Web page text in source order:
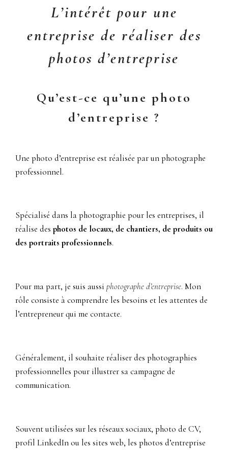
L’intérêt pour une
entreprise de réaliser des
photos d’entreprise
Qu’est-ce qu’une photo
d’entreprise ?
Une photo d’entreprise est réalisée par un photographe
professionnel.
Spécialisé dans la photographie pour les entreprises, il
réalise desphotos de locaux, de chantiers, de produits ou
des portraits professionnels.
Pour ma part, je suis aussi photographe d’entreprise. Mon
rôle consiste à comprendre les besoins et les attentes de
l’entrepreneur qui me contacte.
Généralement, il souhaite réaliser des photographies
professionnelles pour illustrer sa campagne de
communication.
Souvent utilisées sur les réseaux sociaux, photo de CV,
profil LinkedIn ou les sites web, les photos d’entreprise